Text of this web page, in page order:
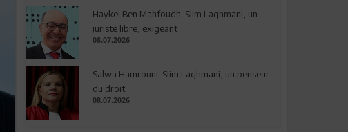
Haykel Ben Mahfoudh: Slim Laghmani, un
juriste libre, exigeant
08.07.2026
Salwa Hamrouni: Slim Laghmani, un penseur
du droit
08.07.2026